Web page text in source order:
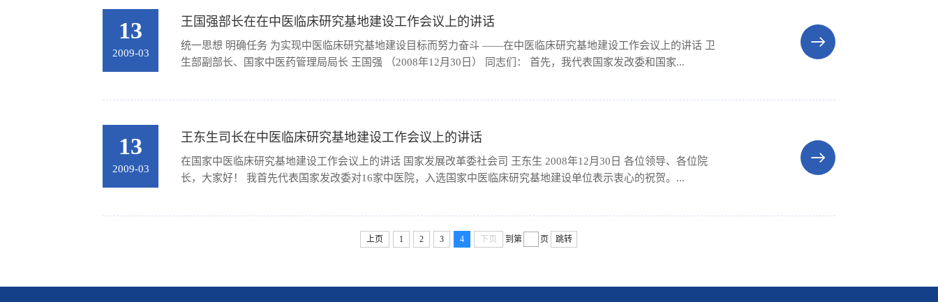
13
2009-03
王国强部长在在中医临床研究基地建设工作会议上的讲话
统一思想 明确任务 为实现中医临床研究基地建设目标而努力奋斗 ——在中医临床研究基地建设工作会议上的讲话 卫
生部副部长、国家中医药管理局局长 王国强 （2008年12月30日） 同志们： 首先，我代表国家发改委和国家...
13
2009-03
王东生司长在中医临床研究基地建设工作会议上的讲话
在国家中医临床研究基地建设工作会议上的讲话 国家发展改革委社会司 王东生 2008年12月30日 各位领导、各位院
长，大家好！ 我首先代表国家发改委对16家中医院，入选国家中医临床研究基地建设单位表示衷心的祝贺。...
上页 1 2 3 4 下页 到第 页 跳转